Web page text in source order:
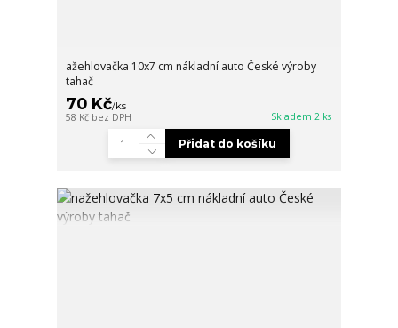
ažehlovačka 10x7 cm nákladní auto České výroby
tahač
70 Kč/ks
58 Kč bez DPH Skladem 2 ks
Přidat do košíku